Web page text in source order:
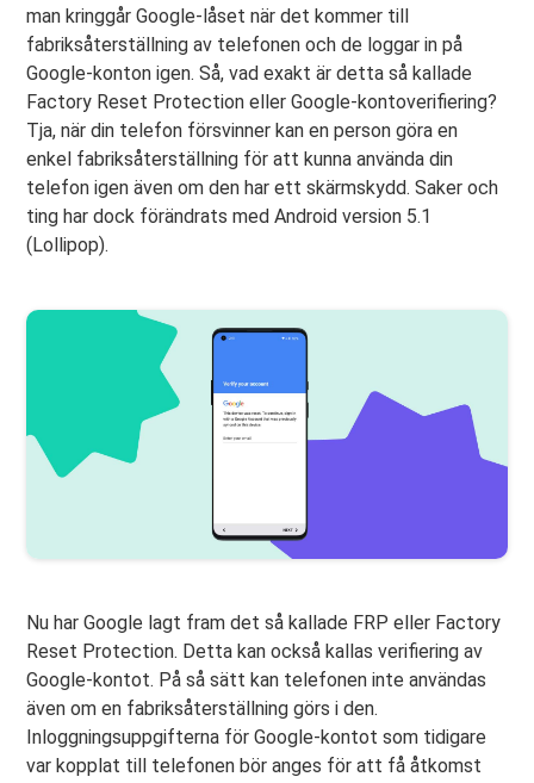
man kringgår Google-låset när det kommer till
fabriksåterställning av telefonen och de loggar in på
Google-konton igen. Så, vad exakt är detta så kallade
Factory Reset Protection eller Google-kontoverifiering?
Tja, när din telefon försvinner kan en person göra en
enkel fabriksåterställning för att kunna använda din
telefon igen även om den har ett skärmskydd. Saker och
ting har dock förändrats med Android version 5.1
(Lollipop).
Nu har Google lagt fram det så kallade FRP eller Factory
Reset Protection. Detta kan också kallas verifiering av
Google-kontot. På så sätt kan telefonen inte användas
även om en fabriksåterställning görs i den.
Inloggningsuppgifterna för Google-kontot som tidigare
var kopplat till telefonen bör anges för att få åtkomst